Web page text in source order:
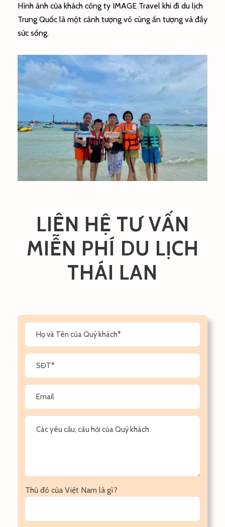
Hình ảnh của khách công ty IMAGE Travel khi đi du lịch
Trung Quốc là một cảnh tượng vô cùng ấn tượng và đầy
sức sống.
LIÊN HỆ TƯ VẤN
MIỄN PHÍ DU LỊCH
THÁI LAN
Thủ đô của Việt Nam là gì?